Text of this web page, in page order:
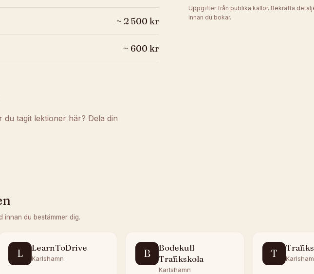
~ 2 500 kr
~ 600 kr
tagit lektioner här? Dela din
Uppgifter från publika källor. Bekräfta
innan du bokar.
innan du bestämmer dig.
L LearnToDrive
Karlshamn B
Bodekull
Trafikskola
Karlshamn
T